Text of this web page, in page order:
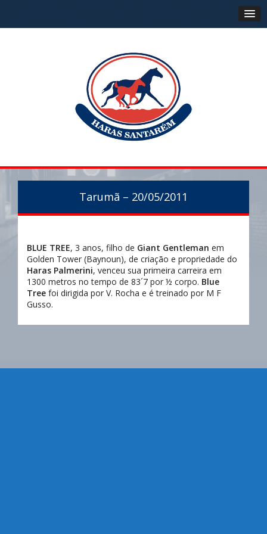
Tarumã – 20/05/2011
BLUE TREE, 3 anos, filho de Giant Gentleman em
Golden Tower (Baynoun), de criação e propriedade do
Haras Palmerini, venceu sua primeira carreira em
1300 metros no tempo de 83´7 por ½ corpo. Blue
Tree foi dirigida por V. Rocha e é treinado por M F
Gusso.